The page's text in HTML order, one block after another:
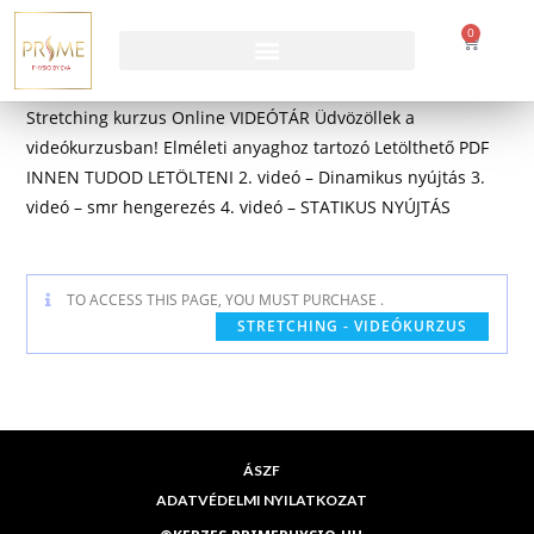
0
Stretching kurzus Online VIDEÓTÁR Üdvözöllek a
videókurzusban! Elméleti anyaghoz tartozó Letölthető PDF
INNEN TUDOD LETÖLTENI 2. videó – Dinamikus nyújtás 3.
videó – smr hengerezés 4. videó – STATIKUS NYÚJTÁS
TO ACCESS THIS PAGE, YOU MUST PURCHASE
STRETCHING - VIDEÓKURZUS
.
ÁSZF
ADATVÉDELMI NYILATKOZAT